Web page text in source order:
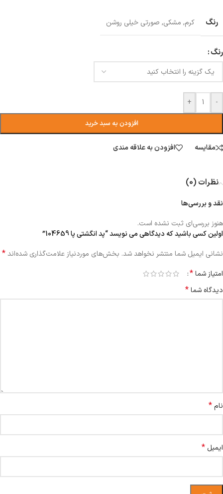
رنگ کرم, مشکی, صورتی خیلی روشن
رنگ
-
+
افزودن به سبد خرید
مقایسه افزودن به علاقه مندی
نظرات (0)
نقد و بررسی‌ها
هنوز بررسی‌ای ثبت نشده است.
اولین کسی باشید که دیدگاهی می نویسد “پد انگشتی پا 104659”
نشانی ایمیل شما منتشر نخواهد شد. بخش‌های موردنیاز علامت‌گذاری شده‌اند*
امتیاز شما*
دیدگاه شما*
نام*
ایمیل *